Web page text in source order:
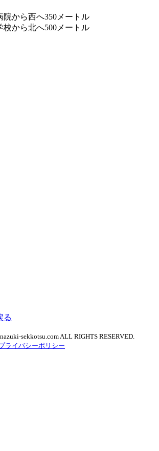
院から西へ350メートル
校から北へ500メートル
る
sekkotsu.com ALL RIGHTS RESERVED.
ライバシーポリシー